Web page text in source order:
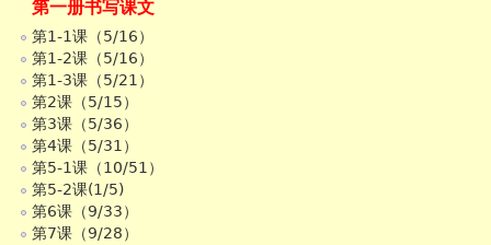
第一册书写课文
第1-1课（5/16）
第1-2课（5/16）
第1-3课（5/21）
第2课（5/15）
第3课（5/36）
第4课（5/31）
第5-1课（10/51）
第5-2课(1/5)
第6课（9/33）
第7课（9/28）